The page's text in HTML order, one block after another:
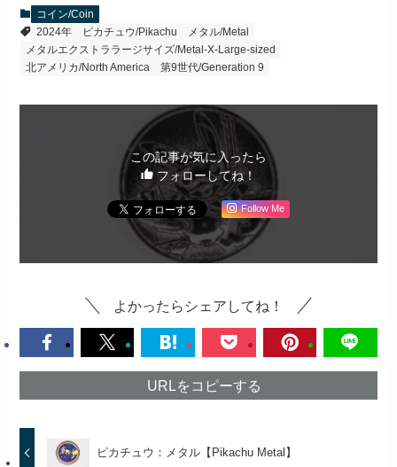
コイン/Coin
2024年
ピカチュウ/Pikachu
メタル/Metal
メタルエクストララージサイズ/Metal-X-Large-sized
北アメリカ/North America
第9世代/Generation 9
この記事が気に入ったら
フォローしてね！
Follow Me
よかったらシェアしてね！
URLをコピーする
ピカチュウ：メタル【Pikachu Metal】